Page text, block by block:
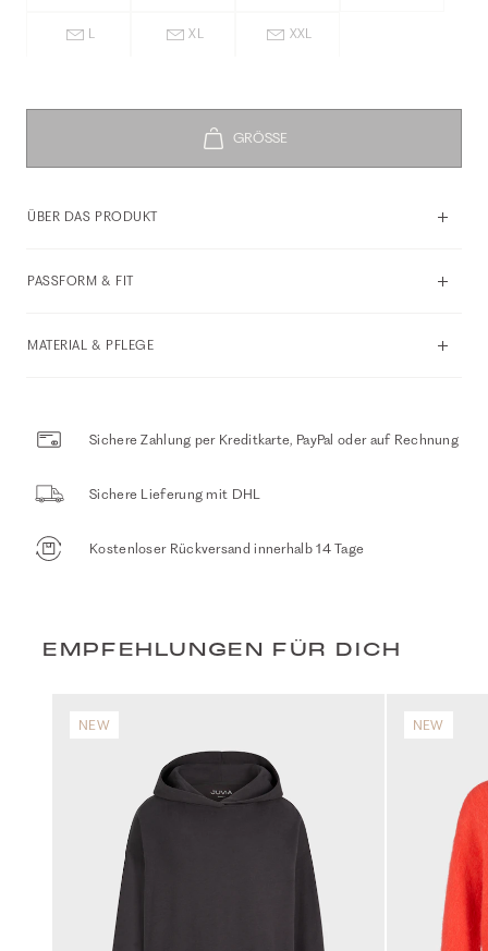
L XL XXL
ÜBER DAS PRODUKT
PASSFORM & FIT
MATERIAL & PFLEGE
Sichere Zahlung per Kreditkarte, PayPal oder auf Rechnung
Sichere Lieferung mit DHL
Kostenloser Rückversand innerhalb 14 Tage
EMPFEHLUNGEN FÜR DICH
NEW NEW